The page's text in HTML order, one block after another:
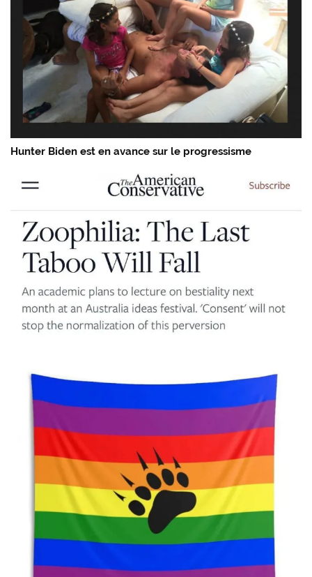
Hunter Biden est en avance sur le progressisme